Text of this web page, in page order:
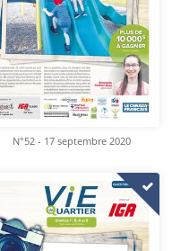
N°52 - 17 septembre 2020